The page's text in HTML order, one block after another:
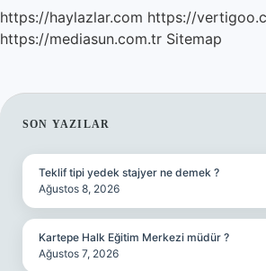
https://haylazlar.com https://
https://mediasun.com.tr Sitemap
SIDEBAR
SON YAZILAR
Teklif tipi yedek stajyer ne demek ?
Ağustos 8, 2026
Kartepe Halk Eğitim Merkezi müdür ?
Ağustos 7, 2026